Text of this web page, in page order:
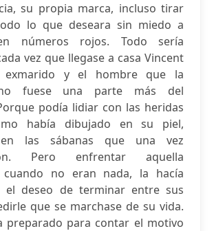
su propia marca, incluso tirar
lo que deseara sin miedo a
números rojos. Todo sería
vez que llegase a casa Vincent
exmarido y el hombre que la
fuese una parte más del
podía lidiar con las heridas
había dibujado en su piel,
en las sábanas que una vez
Pero enfrentar aquella
cuando no eran nada, la hacía
el deseo de terminar entre sus
que se marchase de su vida.
preparado para contar el motivo